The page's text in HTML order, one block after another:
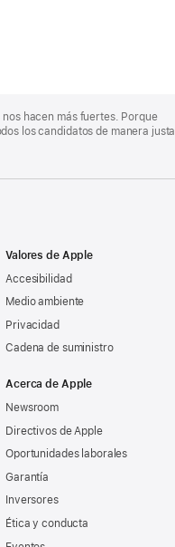
hacen más fuertes. Porque
los candidatos de manera justa
Valores de Apple
Accesibilidad
Medio ambiente
Privacidad
Cadena de suministro
Acerca de Apple
Newsroom
Directivos de Apple
Oportunidades laborales
Garantía
Inversores
Ética y conducta